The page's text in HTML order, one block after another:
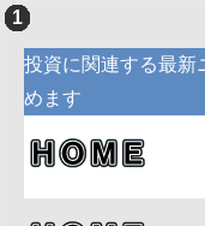
投資に関連する最新
めます